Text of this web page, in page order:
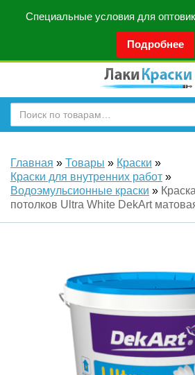
Специальные условия для
Подробнее
Главная » Товары » Краски »
Краски для внутренних работ »
Водоэмульсионные краски »
потолков Ultra White DekArt